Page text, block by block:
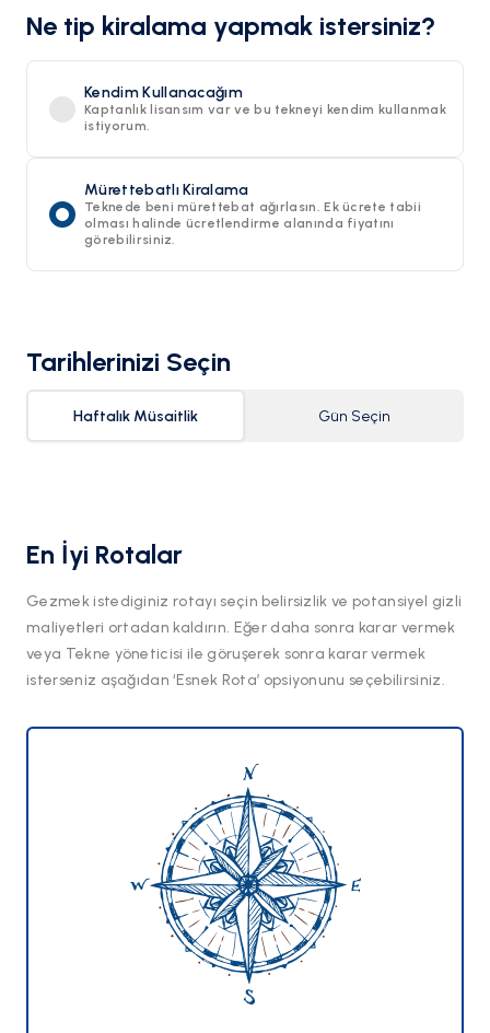
Ne tip kiralama yapmak istersiniz?
Kendim Kullanacağım
Kaptanlık lisansım var ve bu tekneyi kendim kullanmak
istiyorum.
Mürettebatlı Kiralama
Teknede beni mürettebat ağırlasın. Ek ücrete tabii
olması halinde ücretlendirme alanında fiyatını
görebilirsiniz.
Tarihlerinizi Seçin
Haftalık Müsaitlik Gün Seçin
En İyi Rotalar
Gezmek istediginiz rotayı seçin belirsizlik ve potansiyel gizli
maliyetleri ortadan kaldırın. Eğer daha sonra karar vermek
veya Tekne yöneticisi ile göruşerek sonra karar vermek
isterseniz aşağıdan ‘Esnek Rota’ opsiyonunu seçebilirsiniz.